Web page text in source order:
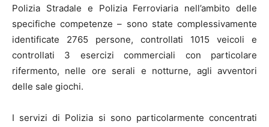
Polizia Stradale e Polizia Ferroviaria nell’ambito delle
specifiche competenze – sono state complessivamente
identificate 2765 persone, controllati 1015 veicoli e
controllati 3 esercizi commerciali con particolare
rifermento, nelle ore serali e notturne, agli avventori
delle sale giochi.
I servizi di Polizia si sono particolarmente concentrati